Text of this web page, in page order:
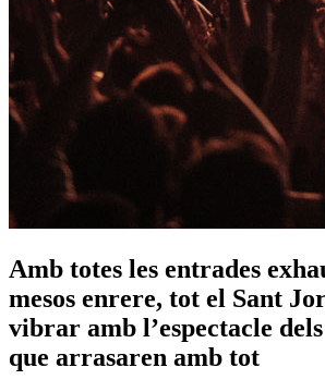
Amb totes les entrades
mesos enrere, tot el Sant
vibrar amb l’espectacle
que arrasaren amb tot